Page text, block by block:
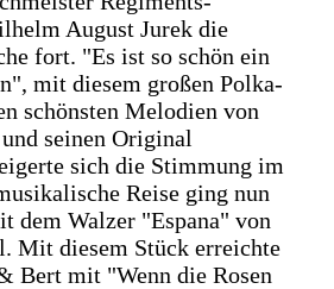
August Jurek die
fort. "Es ist so schön ein
mit diesem großen Polka-
schönsten Melodien von
seinen Original
sich die Stimmung im
Reise ging nun
dem Walzer "Espana" von
Mit diesem Stück erreichte
Bert mit "Wenn die Rosen